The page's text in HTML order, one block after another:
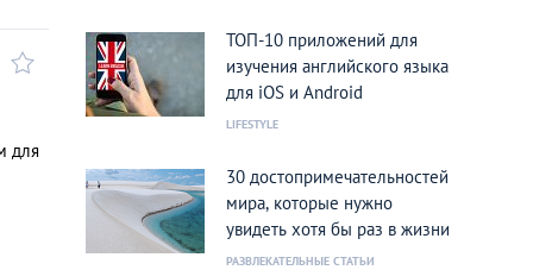
для
ТОП-10 приложений для
изучения английского языка
для iOS и Android
LIFESTYLE
30 достопримечательностей
мира, которые нужно
увидеть хотя бы раз в жизни
РАЗВЛЕКАТЕЛЬНЫЕ СТАТЬИ